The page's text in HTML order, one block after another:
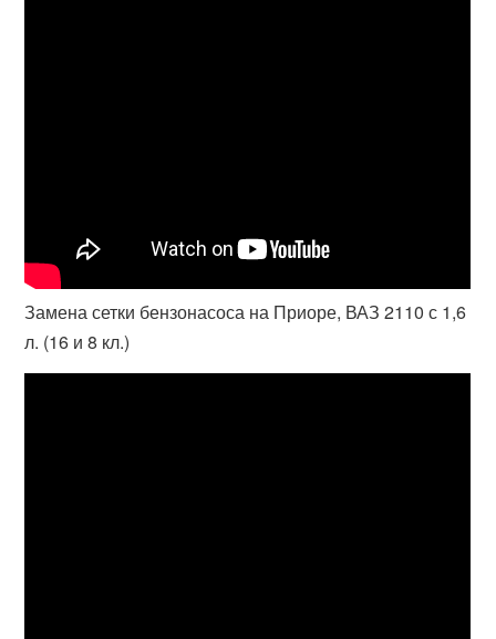
Замена сетки бензонасоса на Приоре, ВАЗ 2110 с 1,6
л. (16 и 8 кл.)